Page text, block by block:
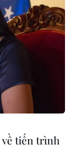
về tiến trình